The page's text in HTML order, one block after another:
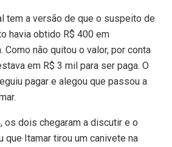
tem a versão de que o suspeito de
havia obtido R$ 400 em
não quitou o valor, por conta
em R$ 3 mil para ser paga. O
pagar e alegou que passou a
os dois chegaram a discutir e o
que Itamar tirou um canivete na